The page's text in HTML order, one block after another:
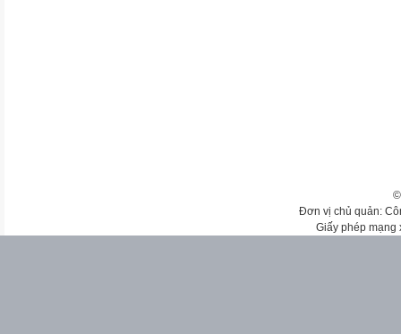
Đơn vị chủ quản:
Giấy phép mạng